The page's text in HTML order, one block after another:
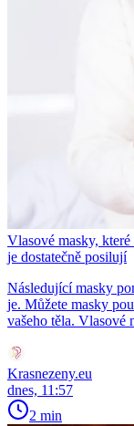
Vlasové masky,
je dostatečně posilují
Následující masky
je. Můžete masky
vašeho těla. Vlasové
Krasnezeny.eu
dnes, 11:57
2 min